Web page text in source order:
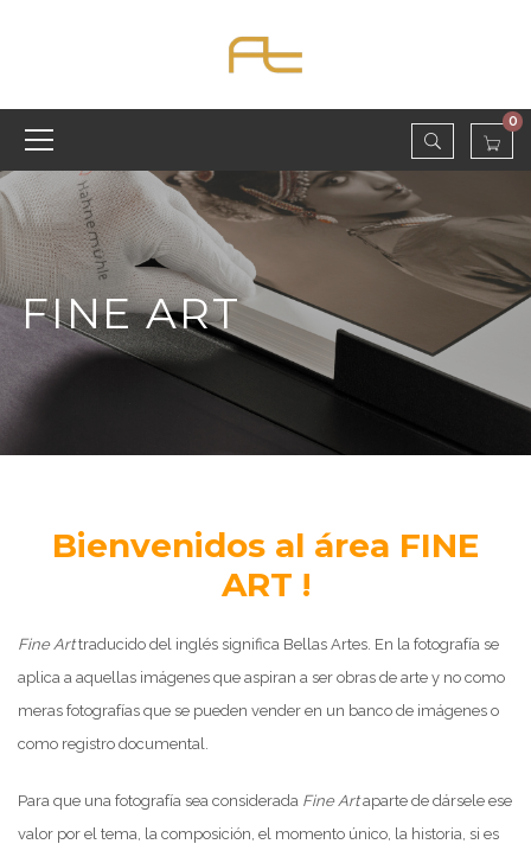
0
FINE ART
Bienvenidos al área FINE
ART !
Fine Arttraducido del inglés significa Bellas Artes. En la fotografía se
aplica a aquellas imágenes que aspiran a ser obras de arte y no como
meras fotografías que se pueden vender en un banco de imágenes o
como registro documental.
Para que una fotografía sea considerada Fine Artaparte de dársele ese
valor por el tema, la composición, el momento único, la historia, si es